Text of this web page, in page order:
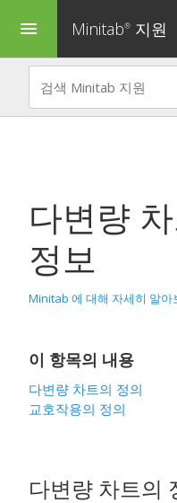
menu Minitab® 지원
다변량
정보
Minitab 에 대해 자세히 알아
이 항목의 내용
다변량 차트의 정의
교호작용의 정의
다변량 차트의